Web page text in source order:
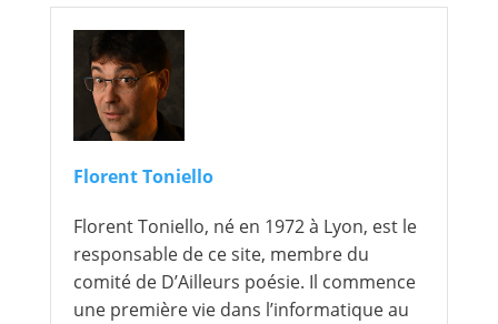
Florent Toniello
Florent Toniello, né en 1972 à Lyon, est le
responsable de ce site, membre du
comité de D’Ailleurs poésie. Il commence
une première vie dans l’informatique au